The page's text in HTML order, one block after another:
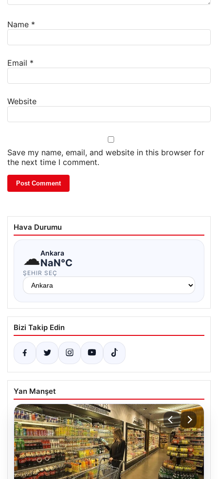
Name *
Email *
Website
Save my name, email, and website in this browser for
the next time I comment.
Hava Durumu
☁Ankara
NaN°C
ŞEHIR SEÇ
Bizi Takip Edin
Yan Manşet